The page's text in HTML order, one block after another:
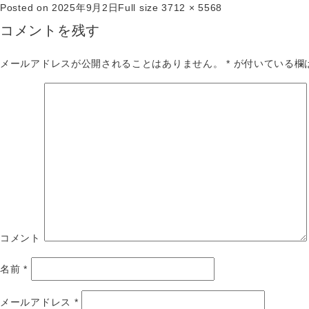
Posted on 2025年9月2日Full size3712 × 5568
コメントを残す
メールアドレスが公開されることはありません。 * が付いている欄
コメント
名前*
メールアドレス *